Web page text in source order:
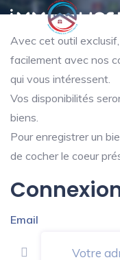
Avec cet outil
facilement avec nos
qui vous intéressent.
Vos disponibilités
biens.
Pour enregistrer un
de cocher le coeur
Email